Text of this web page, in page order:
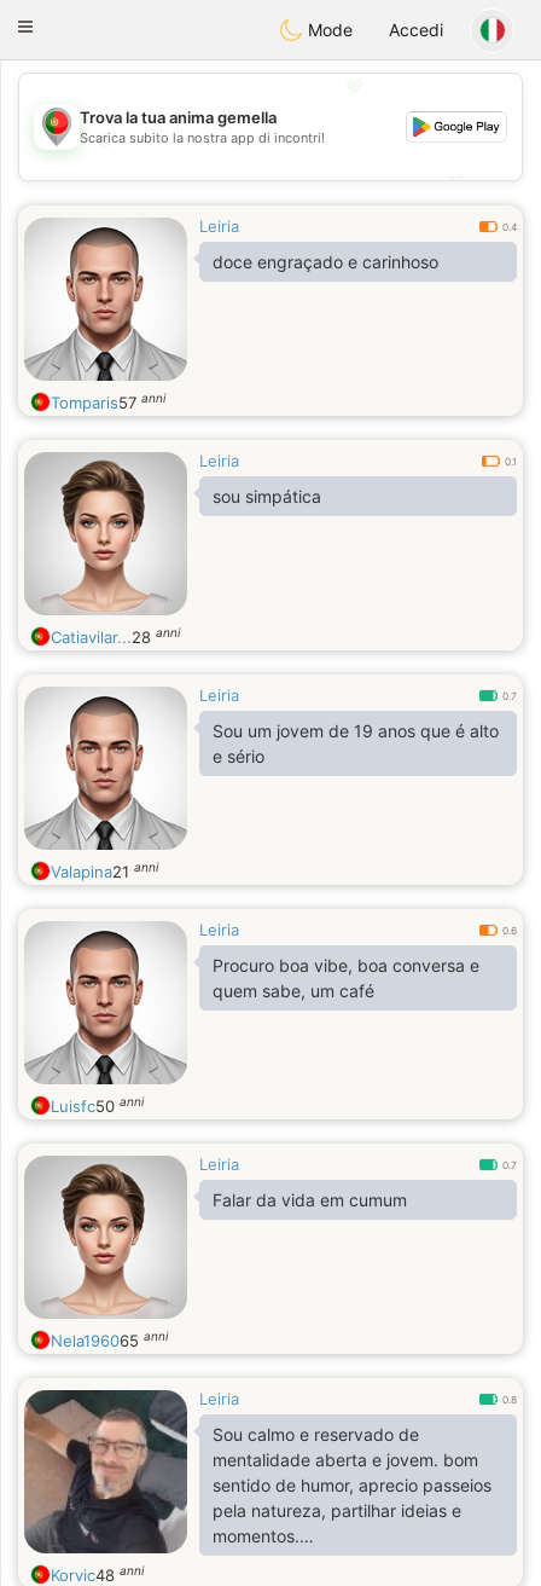
Portugues
Toggle
Mode Accedi
💖
💕
Trova la tua anima gemella
Scarica subito la nostra app di incontri!
Leiria 0.4
doce engraçado e carinhoso
Tomparis57 anni
Leiria 0.1
sou simpática
Catiavilar...28 anni
Leiria 0.7
Sou um jovem de 19 anos que é alto
e sério
Valapina21 anni
Leiria 0.6
Procuro boa vibe, boa conversa e
quem sabe, um café
Luisfc50 anni
Leiria 0.7
Falar da vida em cumum
Nela196065 anni
Leiria 0.8
Sou calmo e reservado de
mentalidade aberta e jovem. bom
sentido de humor, aprecio passeios
pela natureza, partilhar ideias e
momentos.
Sou vegan detesto fumos
Korvic48 anni